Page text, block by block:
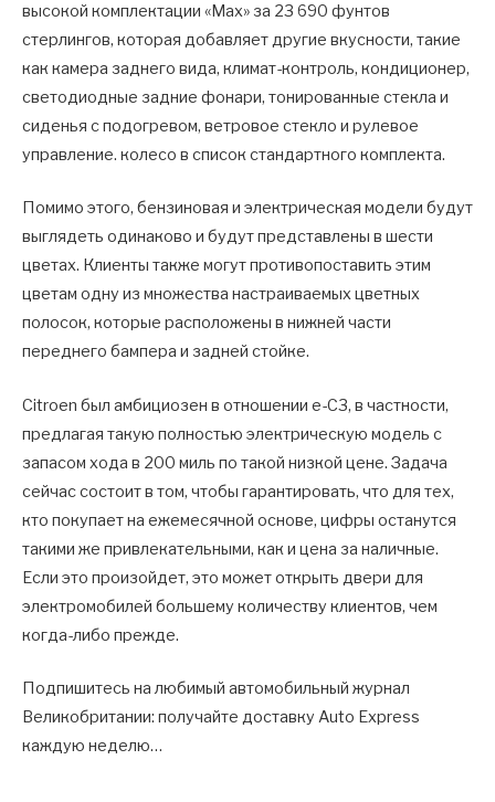
высокой комплектации «Max» за 23 690 фунтов
стерлингов, которая добавляет другие вкусности, такие
как камера заднего вида, климат-контроль, кондиционер,
светодиодные задние фонари, тонированные стекла и
сиденья с подогревом, ветровое стекло и рулевое
управление. колесо в список стандартного комплекта.
Помимо этого, бензиновая и электрическая модели будут
выглядеть одинаково и будут представлены в шести
цветах. Клиенты также могут противопоставить этим
цветам одну из множества настраиваемых цветных
полосок, которые расположены в нижней части
переднего бампера и задней стойке.
Citroen был амбициозен в отношении e-C3, в частности,
предлагая такую ​​полностью электрическую модель с
запасом хода в 200 миль по такой низкой цене. Задача
сейчас состоит в том, чтобы гарантировать, что для тех,
кто покупает на ежемесячной основе, цифры останутся
такими же привлекательными, как и цена за наличные.
Если это произойдет, это может открыть двери для
электромобилей большему количеству клиентов, чем
когда-либо прежде.
Подпишитесь на любимый автомобильный журнал
Великобритании: получайте доставку Auto Express
каждую неделю…